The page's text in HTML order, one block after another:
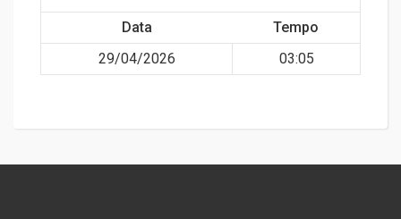
Data
Tempo
29/04/2026
03:05